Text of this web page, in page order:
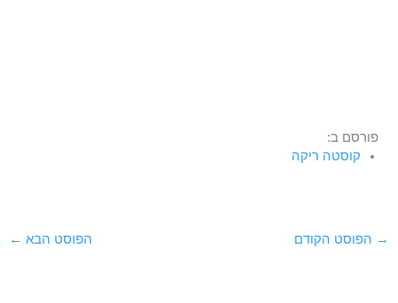
פורסם ב:
קוסטה ריקה
→ הפוסט הקודם הפוסט הבא ←